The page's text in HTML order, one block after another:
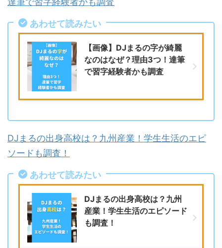
あわせて読みたい
【画像】DJまるの字が綺麗
なのはなぜ？理由3つ！達筆
で習字経験者かも調査
DJまるの出身高校は？九州産業！学生生活のエピ
ソードも調査！
あわせて読みたい
DJまるの出身高校は？九州
産業！学生生活のエピソード
も調査！